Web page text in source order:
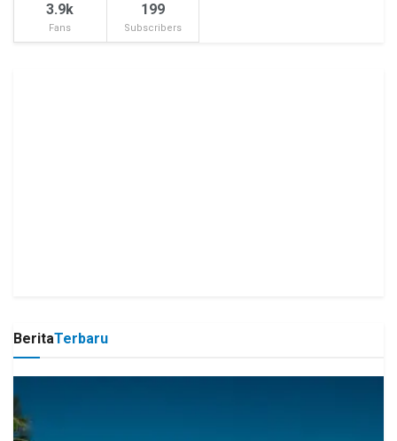
3.9k
Fans
199
Subscribers
BeritaTerbaru